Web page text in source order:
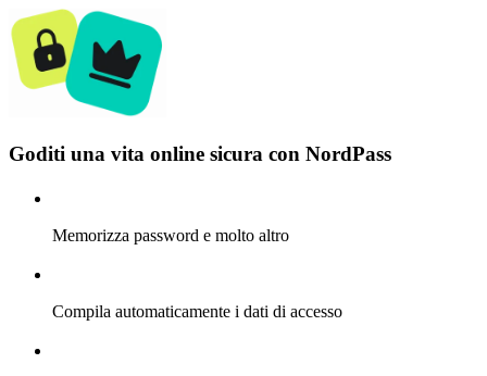
Goditi una vita online sicura con NordPass
Memorizza password e molto altro
Compila automaticamente i dati di accesso